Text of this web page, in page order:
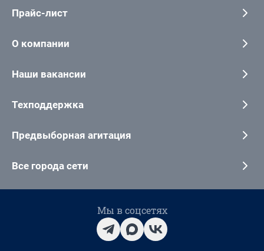
Прайс-лист
О компании
Наши вакансии
Техподдержка
Предвыборная агитация
Все города сети
Мы в соцсетях